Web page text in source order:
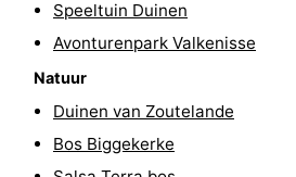
Middelburg
Zeeuws-
Vlaanderen
Nieuwvliet
Speeltuin Duinen
Avonturenpark Valkenisse
Natuur
Duinen van Zoutelande
Bos Biggekerke